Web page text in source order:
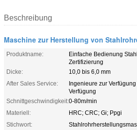
Beschreibung
Maschine zur Herstellung von
Produktname:
Einfache Bedienung
Zertifizierung
Dicke:
10,0 bis 6,0 mm
After Sales Service:
Ingenieure zur
Verfügung
Schnittgeschwindigkeit:0-80m/min
Materiell:
HRC; CRC; Gi; Ppgi
Stichwort: